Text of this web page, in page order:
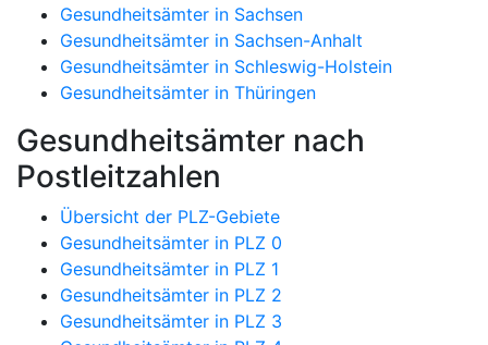
Gesundheitsämter in Sachsen
Gesundheitsämter in Sachsen-Anhalt
Gesundheitsämter in Schleswig-Holstein
Gesundheitsämter in Thüringen
Gesundheitsämter nach
Postleitzahlen
Übersicht der PLZ-Gebiete
Gesundheitsämter in PLZ 0
Gesundheitsämter in PLZ 1
Gesundheitsämter in PLZ 2
Gesundheitsämter in PLZ 3